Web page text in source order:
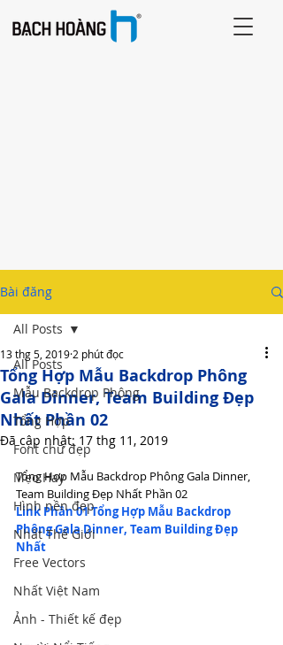
Bài đăng
All Posts
Mẫu Backdrop Phông
Tổng Hợp
Font chữ đẹp
Mẹo Hay
Hình nền đẹp
Nhất Thế Giới
Free Vectors
Nhất Việt Nam
Ảnh - Thiết kế đẹp
All Posts
Tổng Hợp Mẫu Backdrop Phông
Gala Dinner, Team Building Đẹp
Nhất Phần 02
13 thg 5, 2019 2 phút đọc
Đã cập nhật: 17 thg 11, 2019
Tổng Hợp Mẫu Backdrop Phông Gala Dinner,
Team Building Đẹp Nhất Phần 02
Link Phần 01 Tổng Hợp Mẫu Backdrop
Phông Gala Dinner, Team Building Đẹp
Nhất